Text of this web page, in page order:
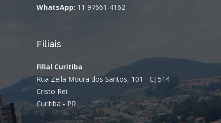
WhatsApp: 11 97661-4162
Filiais
Filial Curitiba
Rua Zeila Moura dos Santos, 101 - CJ 514
Cristo Rei
Curitiba - PR